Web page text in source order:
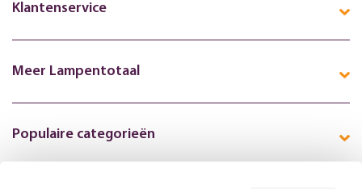
Klantenservice
Meer Lampentotaal
Populaire categorieën